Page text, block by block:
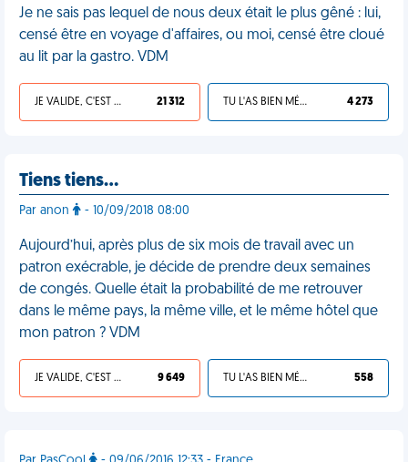
Je ne sais pas lequel de nous deux était le plus gêné : lui,
censé être en voyage d'affaires, ou moi, censé être cloué
au lit par la gastro. VDM
JE VALIDE, C'EST UNE VDM 21 312 TU L'AS BIEN MÉRITÉ 4 273
Tiens tiens…
Par anon - 10/09/2018 08:00
Aujourd’hui, après plus de six mois de travail avec un
patron exécrable, je décide de prendre deux semaines
de congés. Quelle était la probabilité de me retrouver
dans le même pays, la même ville, et le même hôtel que
mon patron ? VDM
JE VALIDE, C'EST UNE VDM 9 649 TU L'AS BIEN MÉRITÉ 558